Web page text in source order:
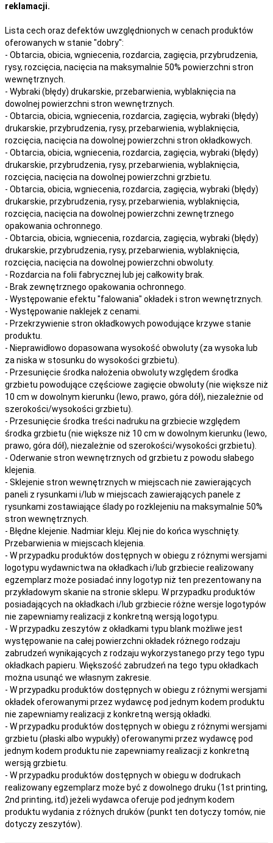
reklamacji.
Lista cech oraz defektów uwzględnionych w cenach produktów
oferowanych w stanie "dobry":
- Obtarcia, obicia, wgniecenia, rozdarcia, zagięcia, przybrudzenia,
rysy, rozcięcia, nacięcia na maksymalnie 50% powierzchni stron
wewnętrznych.
- Wybraki (błędy) drukarskie, przebarwienia, wyblaknięcia na
dowolnej powierzchni stron wewnętrznych.
- Obtarcia, obicia, wgniecenia, rozdarcia, zagięcia, wybraki (błędy)
drukarskie, przybrudzenia, rysy, przebarwienia, wyblaknięcia,
rozcięcia, nacięcia na dowolnej powierzchni stron okładkowych.
- Obtarcia, obicia, wgniecenia, rozdarcia, zagięcia, wybraki (błędy)
drukarskie, przybrudzenia, rysy, przebarwienia, wyblaknięcia,
rozcięcia, nacięcia na dowolnej powierzchni grzbietu.
- Obtarcia, obicia, wgniecenia, rozdarcia, zagięcia, wybraki (błędy)
drukarskie, przybrudzenia, rysy, przebarwienia, wyblaknięcia,
rozcięcia, nacięcia na dowolnej powierzchni zewnętrznego
opakowania ochronnego.
- Obtarcia, obicia, wgniecenia, rozdarcia, zagięcia, wybraki (błędy)
drukarskie, przybrudzenia, rysy, przebarwienia, wyblaknięcia,
rozcięcia, nacięcia na dowolnej powierzchni obwoluty.
- Rozdarcia na folii fabrycznej lub jej całkowity brak.
- Brak zewnętrznego opakowania ochronnego.
- Występowanie efektu "falowania" okładek i stron wewnętrznych.
- Występowanie naklejek z cenami.
- Przekrzywienie stron okładkowych powodujące krzywe stanie
produktu.
- Nieprawidłowo dopasowana wysokość obwoluty (za wysoka lub
za niska w stosunku do wysokości grzbietu).
- Przesunięcie środka nałożenia obwoluty względem środka
grzbietu powodujące częściowe zagięcie obwoluty (nie większe niż
10 cm w dowolnym kierunku (lewo, prawo, góra dół), niezależnie od
szerokości/wysokości grzbietu).
- Przesunięcie środka treści nadruku na grzbiecie względem
środka grzbietu (nie większe niż 10 cm w dowolnym kierunku (lewo,
prawo, góra dół), niezależnie od szerokości/wysokości grzbietu).
- Oderwanie stron wewnętrznych od grzbietu z powodu słabego
klejenia.
- Sklejenie stron wewnętrznych w miejscach nie zawierających
paneli z rysunkami i/lub w miejscach zawierających panele z
rysunkami zostawiające ślady po rozklejeniu na maksymalnie 50%
stron wewnętrznych.
- Błędne klejenie. Nadmiar kleju. Klej nie do końca wyschnięty.
Przebarwienia w miejscach klejenia.
- W przypadku produktów dostępnych w obiegu z różnymi wersjami
logotypu wydawnictwa na okładkach i/lub grzbiecie realizowany
egzemplarz może posiadać inny logotyp niż ten prezentowany na
przykładowym skanie na stronie sklepu. W przypadku produktów
posiadających na okładkach i/lub grzbiecie różne wersje logotypów
nie zapewniamy realizacji z konkretną wersją logotypu.
- W przypadku zeszytów z okładkami typu blank możliwe jest
występowanie na całej powierzchni okładek różnego rodzaju
zabrudzeń wynikających z rodzaju wykorzystanego przy tego typu
okładkach papieru. Większość zabrudzeń na tego typu okładkach
można usunąć we własnym zakresie.
- W przypadku produktów dostępnych w obiegu z różnymi wersjami
okładek oferowanymi przez wydawcę pod jednym kodem produktu
nie zapewniamy realizacji z konkretną wersją okładki.
- W przypadku produktów dostępnych w obiegu z różnymi wersjami
grzbietu (płaski albo wypukły) oferowanymi przez wydawcę pod
jednym kodem produktu nie zapewniamy realizacji z konkretną
wersją grzbietu.
- W przypadku produktów dostępnych w obiegu w dodrukach
realizowany egzemplarz może być z dowolnego druku (1st printing,
2nd printing, itd) jeżeli wydawca oferuje pod jednym kodem
produktu wydania z różnych druków (punkt ten dotyczy tomów, nie
dotyczy zeszytów).